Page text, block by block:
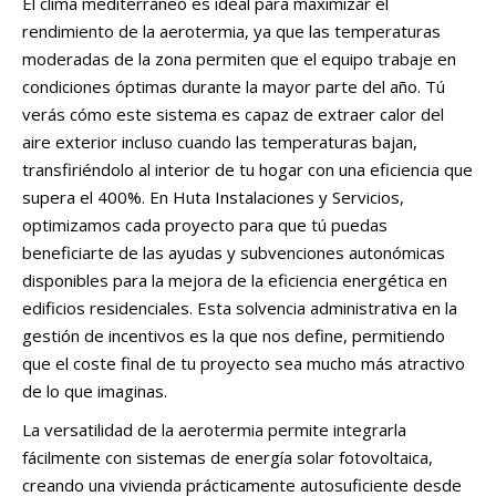
rendimiento de la aerotermia, ya que las temperaturas
moderadas de la zona permiten que el equipo trabaje en
condiciones óptimas durante la mayor parte del año. Tú
verás cómo este sistema es capaz de extraer calor del
aire exterior incluso cuando las temperaturas bajan,
transfiriéndolo al interior de tu hogar con una eficiencia que
supera el 400%. En Huta Instalaciones y Servicios,
optimizamos cada proyecto para que tú puedas
beneficiarte de las ayudas y subvenciones autonómicas
disponibles para la mejora de la eficiencia energética en
edificios residenciales. Esta solvencia administrativa en la
gestión de incentivos es la que nos define, permitiendo
que el coste final de tu proyecto sea mucho más atractivo
de lo que imaginas.
La versatilidad de la aerotermia permite integrarla
fácilmente con sistemas de energía solar fotovoltaica,
creando una vivienda prácticamente autosuficiente desde